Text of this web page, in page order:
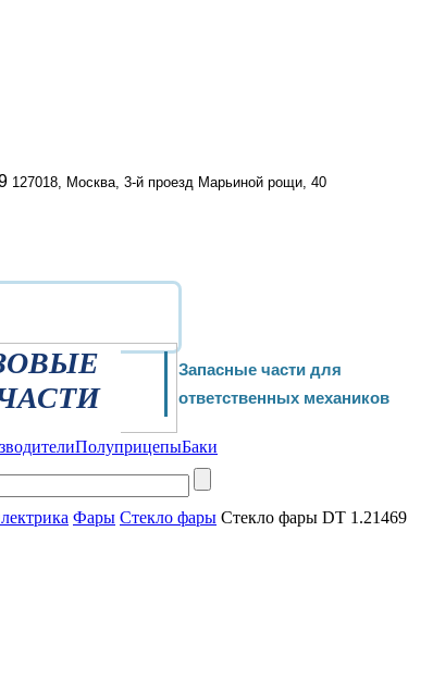
127018, Москва, 3-й проезд Марьиной рощи, 40
Запасные части для
ответственных механиков
ПолуприцепыБаки
Фары Стекло фары Стекло фары DT 1.21469